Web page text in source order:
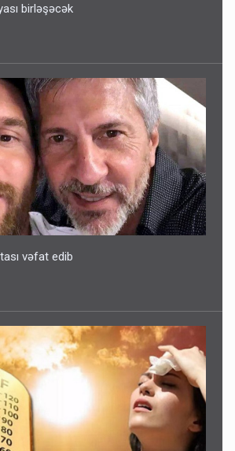
birləşəcək
vəfat edib